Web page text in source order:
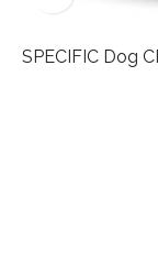
SPECIFIC Dog